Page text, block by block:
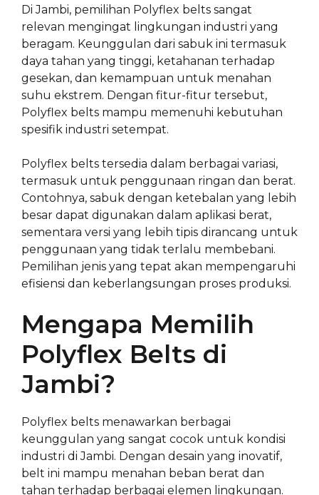
Di Jambi, pemilihan Polyflex belts sangat
relevan mengingat lingkungan industri yang
beragam. Keunggulan dari sabuk ini termasuk
daya tahan yang tinggi, ketahanan terhadap
gesekan, dan kemampuan untuk menahan
suhu ekstrem. Dengan fitur-fitur tersebut,
Polyflex belts mampu memenuhi kebutuhan
spesifik industri setempat.
Polyflex belts tersedia dalam berbagai variasi,
termasuk untuk penggunaan ringan dan berat.
Contohnya, sabuk dengan ketebalan yang lebih
besar dapat digunakan dalam aplikasi berat,
sementara versi yang lebih tipis dirancang untuk
penggunaan yang tidak terlalu membebani.
Pemilihan jenis yang tepat akan mempengaruhi
efisiensi dan keberlangsungan proses produksi.
Mengapa Memilih
Polyflex Belts di
Jambi?
Polyflex belts menawarkan berbagai
keunggulan yang sangat cocok untuk kondisi
industri di Jambi. Dengan desain yang inovatif,
belt ini mampu menahan beban berat dan
tahan terhadap berbagai elemen lingkungan.